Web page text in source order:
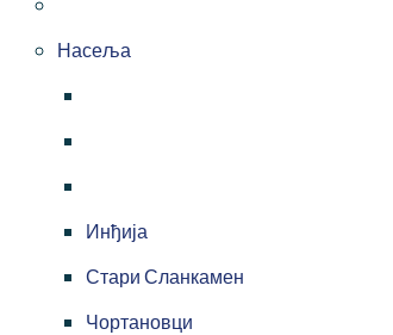
Насеља
Инђија
Стари Сланкамен
Чортановци